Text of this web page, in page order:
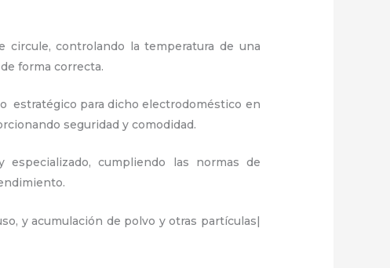
circule, controlando la temperatura de una
forma correcta.
estratégico para dicho electrodoméstico en
seguridad y comodidad.
cumpliendo las normas de
y acumulación de polvo y otras partículas|